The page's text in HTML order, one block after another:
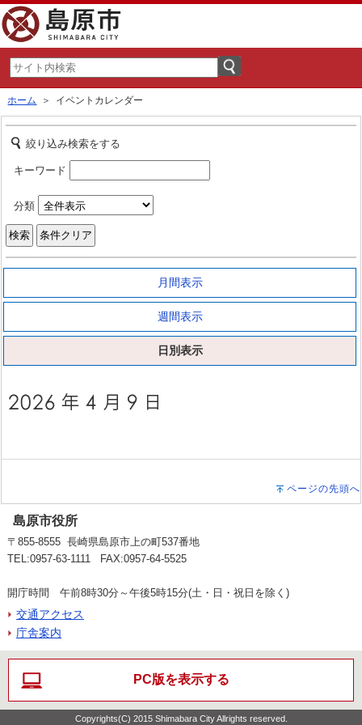
ホーム ＞ イベントカレンダー
絞り込み検索をする
キーワード
分類
月間表示
週間表示
日別表示
ページの先頭へ
島原市役所
〒855-8555 長崎県島原市上の町537番地
TEL:0957-63-1111 FAX:0957-64-5525
開庁時間 午前8時30分～午後5時15分(土・日・祝日を除く)
交通アクセス
庁舎案内
PC版を表示する
Copyrights(C) 2015 Shimabara City Allrights reserved.